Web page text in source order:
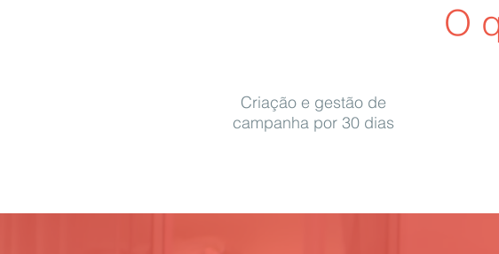
O
Criação e gestão de
campanha por 30 dias